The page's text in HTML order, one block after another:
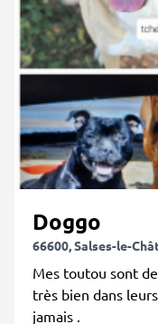
Doggo
66600, Salses-le-
Mes toutou sont
très bien dans
jamais .